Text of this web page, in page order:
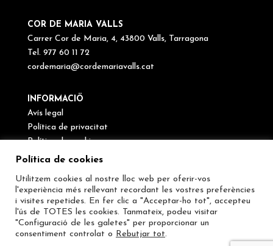
COR DE MARIA VALLS
Carrer Cor de Maria, 4, 43800 Valls, Tarragona
Tel. 977 60 11 72
cordemaria@cordemariavalls.cat
INFORMACIÖ
Avís legal
Política de privacitat
Política de cookies
Canal de denúncies
SEGUEIX-NOS
Política de cookies
Utilitzem cookies al nostre lloc web per oferir-vos
l'experiència més rellevant recordant les vostres preferències
i visites repetides. En fer clic a "Acceptar-ho tot", accepteu
l'ús de TOTES les cookies. Tanmateix, podeu visitar
"Configuració de les galetes" per proporcionar un
consentiment controlat o Rebutjar tot.